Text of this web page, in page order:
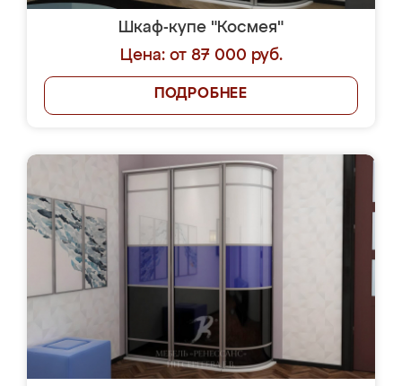
Шкаф-купе "Космея"
Цена: от 87 000 руб.
ПОДРОБНЕЕ